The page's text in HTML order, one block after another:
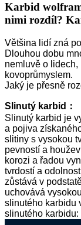
Karbid
nimi rozdíl?
Většina lidí zná
Dlouhou dobu
nemluvě o
kovoprůmyslem.
Jaký je přesně
Slinutý karbid ：
Slinutý karbid je
a pojiva
slitiny s vysokou
pevností a
korozi a řadou
tvrdostí a
zůstává v
uchovává
slinutého karbidu
slinutého karbidu: